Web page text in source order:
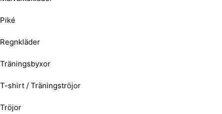
Piké
Regnkläder
Träningsbyxor
T-shirt / Träningströjor
Tröjor